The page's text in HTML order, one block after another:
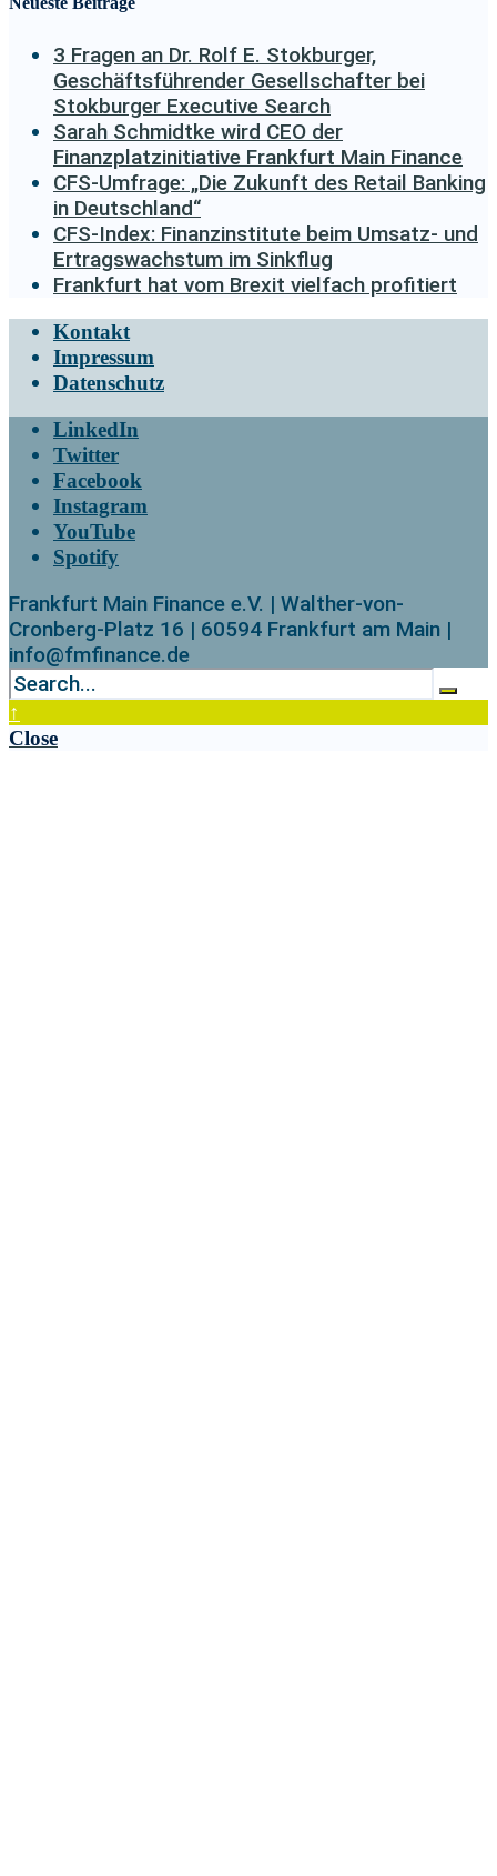
3 Fragen an Dr. Rolf E. Stokburger,
Geschäftsführender Gesellschafter bei
Stokburger Executive Search
Sarah Schmidtke wird CEO der
Finanzplatzinitiative Frankfurt Main Finance
CFS-Umfrage: „Die Zukunft des Retail Banking
in Deutschland“
CFS-Index: Finanzinstitute beim Umsatz- und
Ertragswachstum im Sinkflug
Frankfurt hat vom Brexit vielfach profitiert
Kontakt
Impressum
Datenschutz
LinkedIn
Twitter
Facebook
Instagram
YouTube
Spotify
Frankfurt Main Finance e.V. | Walther-von-
Cronberg-Platz 16 | 60594 Frankfurt am Main |
info@fmfinance.de
↑
Close